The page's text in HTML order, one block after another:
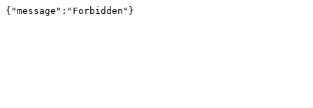
{"message":"Forbidden"}